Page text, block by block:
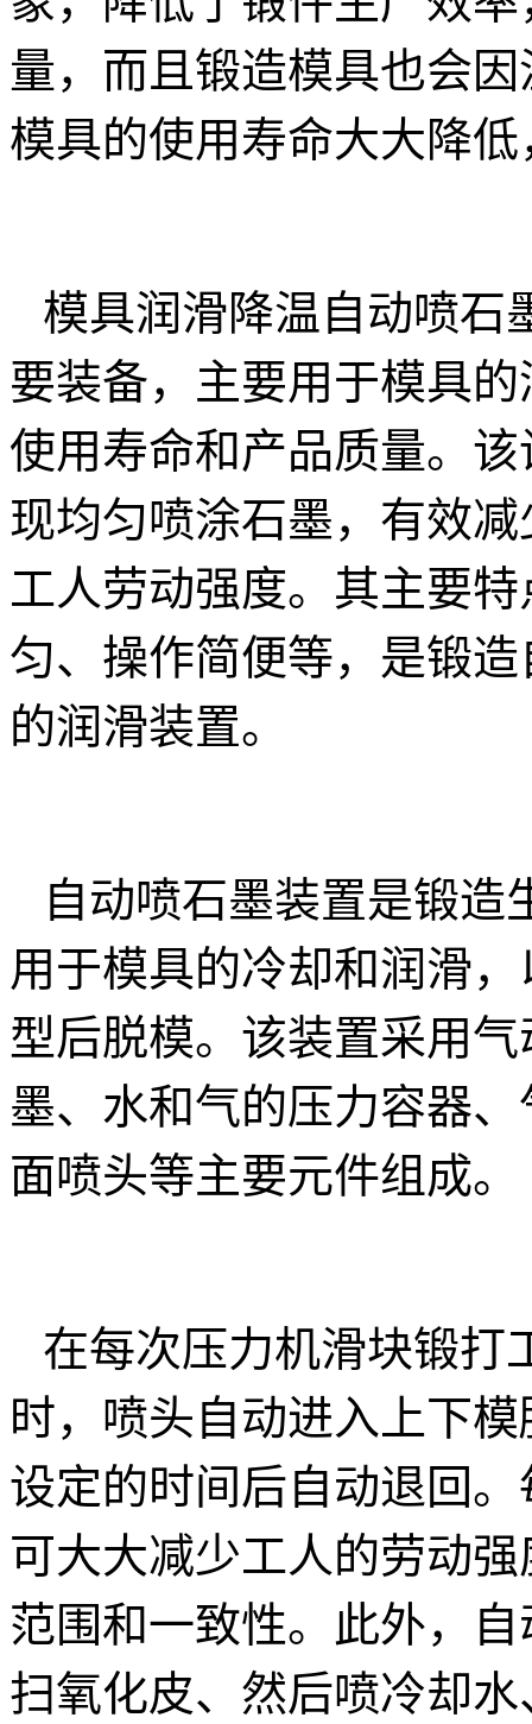
量，而且锻造模具也会
模具的使用寿命大大降
模具润滑降温自动喷石
要装备，主要用于模具
使用寿命和产品质量。
现均匀喷涂石墨，有效
工人劳动强度。其主要
匀、操作简便等，是锻
的润滑装置。
自动喷石墨装置是锻造
用于模具的冷却和润滑
型后脱模。该装置采用
墨、水和气的压力容器
面喷头等主要元件组成。
在每次压力机滑块锻打
时，喷头自动进入上下
设定的时间后自动退回
可大大减少工人的劳动
范围和一致性。此外，
扫氧化皮、然后喷冷却